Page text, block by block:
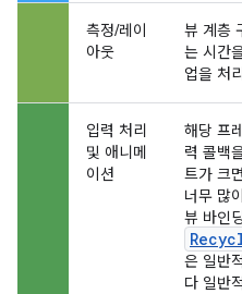
측정/레이
아웃
뷰 계층
는 시간
업을 처
입력 처리
및 애니메
이션
해당 프
력 콜백
트가 크
너무 많
뷰 바인
은 일반
다 일반